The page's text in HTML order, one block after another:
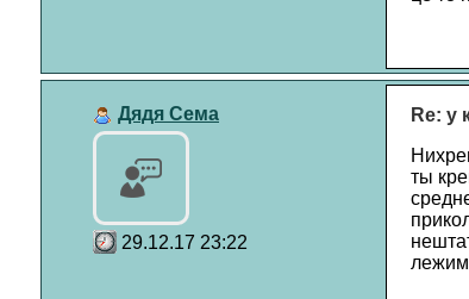
Дядя Сема
29.12.17 23:22
Re: у
ты